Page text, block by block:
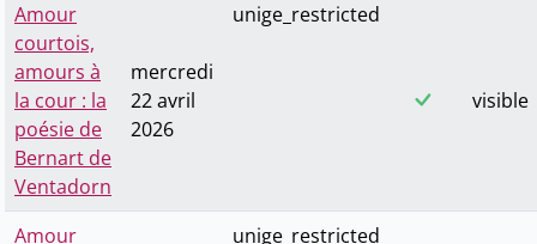
Amour
courtois,
amours à
la cour : la
poésie de
Bernart de
Ventadorn
mercredi
22 avril
2026
unige_restricted
visible
Amour unige_restricted